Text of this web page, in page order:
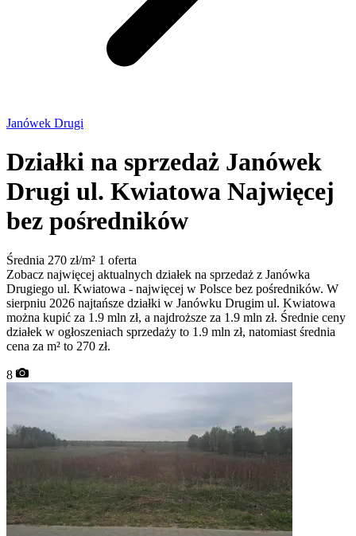
Janówek Drugi
Działki na sprzedaż Janówek
Drugi ul. Kwiatowa Najwięcej
bez pośredników
Średnia 270 zł/m² 1 oferta
Zobacz najwięcej aktualnych działek na sprzedaż z Janówka
Drugiego ul. Kwiatowa - najwięcej w Polsce bez pośredników. W
sierpniu 2026 najtańsze działki w Janówku Drugim ul. Kwiatowa
można kupić za 1.9 mln zł, a najdroższe za 1.9 mln zł. Średnie ceny
działek w ogłoszeniach sprzedaży to 1.9 mln zł, natomiast średnia
cena za m² to 270 zł.
8